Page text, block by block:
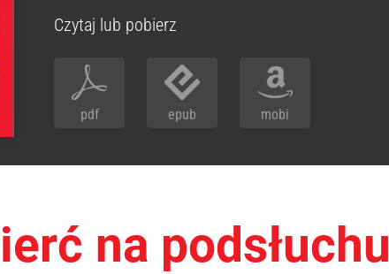
Czytaj lub pobierz
pdf epub mobi
na podsłuchu